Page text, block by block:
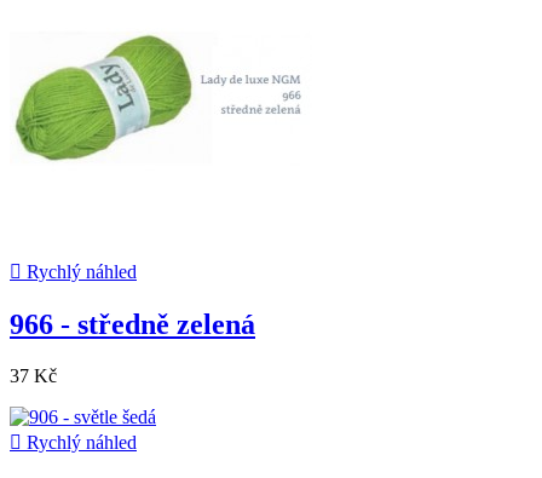
 Rychlý náhled
966 - středně zelená
37 Kč
 Rychlý náhled